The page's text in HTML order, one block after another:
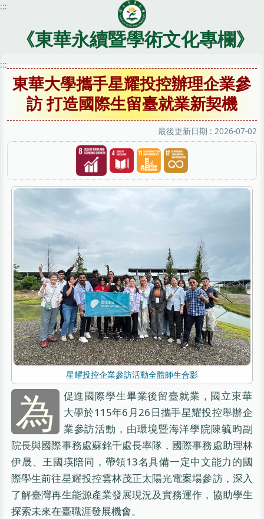
跳
內
區
:::
《東華永續暨學術文化專欄》
:::
東華大學攜手星耀投控辦理企業參
訪 打造國際生留臺就業新契機
最後更新日期 : 2026-07-02
星耀投控企業參訪活動全體師生合影
為
促進國際學生畢業後留臺就業，國立東華
大學於115年6月26日攜手星耀投控舉辦企
業參訪活動，由環境暨海洋學院陳毓昀副
院長與國際事務處蘇銘千處長率隊，國際事務處助理林
伊晟、王國瑛陪同，帶領13名具備一定中文能力的國
際學生前往星耀投控雲林茂正太陽光電案場參訪，深入
了解臺灣再生能源產業發展現況及實務運作，協助學生
探索未來在臺職涯發展機會。